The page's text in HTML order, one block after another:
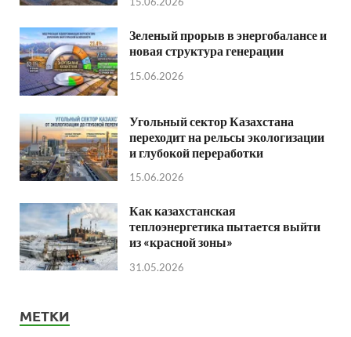
Зеленый прорыв в энергобалансе и
новая структура генерации
15.06.2026
Угольный сектор Казахстана
переходит на рельсы экологизации
и глубокой переработки
15.06.2026
Как казахстанская
теплоэнергетика пытается выйти
из «красной зоны»
31.05.2026
МЕТКИ